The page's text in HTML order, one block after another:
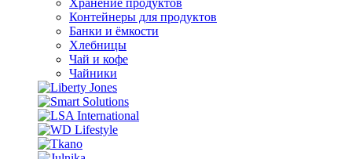
Хранение продуктов
Контейнеры для продуктов
Банки и ёмкости
Хлебницы
Чай и кофе
Чайники